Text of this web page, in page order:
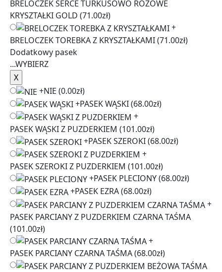
BRELOCZEK SERCE TURKUSOWO RÓŻOWE
KRYSZTAŁKI GOLD (71.00zł)
+
BRELOCZEK TOREBKA Z KRYSZTAŁKAMI(71.00zł)
Dodatkowy pasek
...WYBIERZ
+NIE (0.00zł)
+PASEK WĄSKI(68.00zł)
+
PASEK WĄSKI Z PUZDERKIEM (101.00zł)
+PASEK SZEROKI(68.00zł)
+
PASEK SZEROKI Z PUZDERKIEM (101.00zł)
+PASEK PLECIONY(68.00zł)
+PASEK EZRA(68.00zł)
+
PASEK PARCIANY Z PUZDERKIEM CZARNA TAŚMA
(101.00zł)
+
PASEK PARCIANY CZARNA TAŚMA(68.00zł)